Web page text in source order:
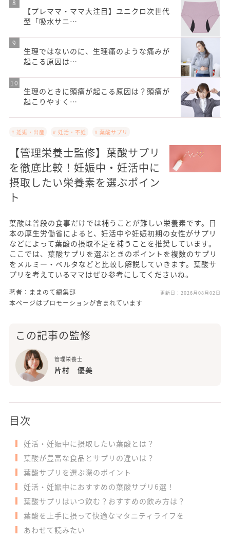
【プレママ・ママ大注目】ユニクロ次世代
型「吸水サニ…
生理ではないのに、生理痛のような痛みが
起こる原因は…
生理のときに頭痛が起こる原因は？頭痛が
起こりやすく…
# 妊娠・出産 # 妊活・不妊 # 葉酸サプリ
【管理栄養士監修】葉酸サプリ
を徹底比較！妊娠中・妊活中に
摂取したい栄養素を選ぶポイン
ト
葉酸は普段の食事だけでは補うことが難しい栄養素です。日
本の厚生労働省によると、妊活中や妊娠初期の女性がサプリ
などによって葉酸の摂取不足を補うことを推奨しています。
ここでは、葉酸サプリを選ぶときのポイントを複数のサプリ
をメルミー・ベルタなどと比較し解説していきます。葉酸サ
プリを考えているママはぜひ参考にしてくださいね。
著者：ままのて編集部 更新日： 2026月08月02日
本ページはプロモーションが含まれています
この記事の監修
管理栄養士
片村 優美
目次
妊活・妊娠中に摂取したい葉酸とは？
葉酸が豊富な食品とサプリの違いは？
葉酸サプリを選ぶ際のポイント
妊活・妊娠中におすすめの葉酸サプリ6選！
葉酸サプリはいつ飲む？おすすめの飲み方は？
葉酸を上手に摂って快適なマタニティライフを
あわせて読みたい